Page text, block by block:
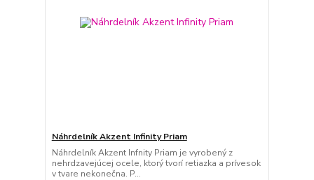
Náhrdelník Akzent Infinity Priam
Náhrdelník Akzent Infnity Priam je vyrobený z
nehrdzavejúcej ocele, ktorý tvorí retiazka a prívesok
v tvare nekonečna. P...